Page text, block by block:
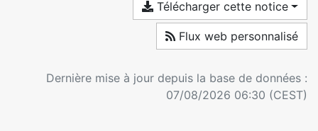
Télécharger cette notice
Flux web personnalisé
Dernière mise à jour depuis la base de données :
07/08/2026 06:30 (CEST)